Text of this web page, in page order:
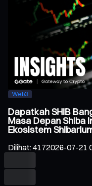
Web3
Dapatkah SHIB
Masa Depan Shiba
Ekosistem
Dilihat:4172026-07-21